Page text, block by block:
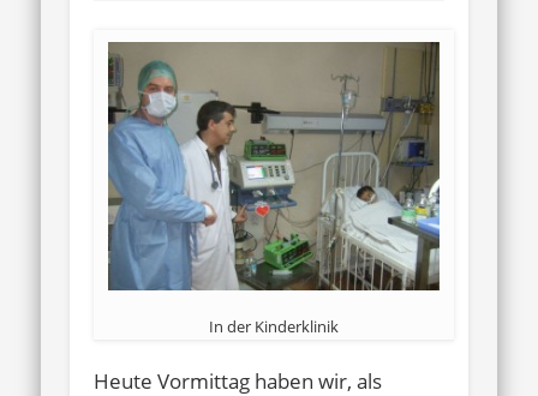
In der Kinderklinik
Heute Vormittag haben wir, als